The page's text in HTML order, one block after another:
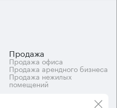
Продажа
Продажа офиса
Продажа арендного бизнеса
Продажа нежилых
помещений